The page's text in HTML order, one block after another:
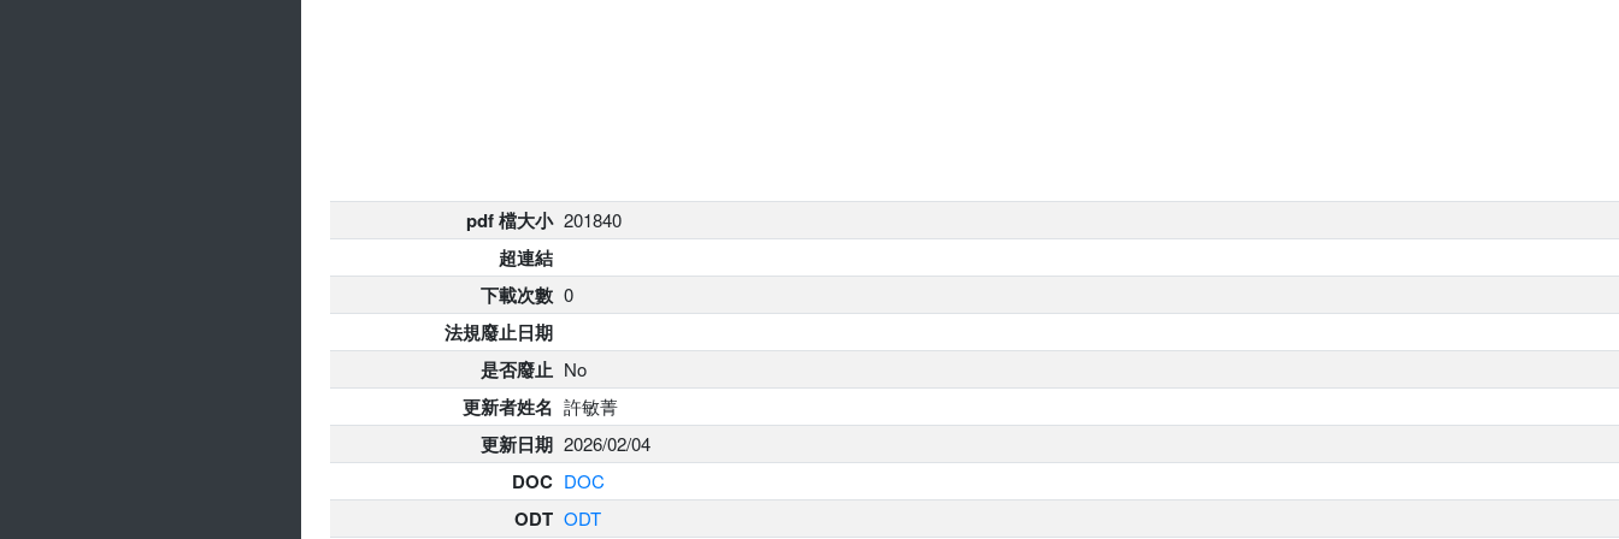
pdf 檔大小 201840
超連結
下載次數 0
法規廢止日期
是否廢止 No
更新者姓名 許敏菁
更新日期 2026/02/04
DOC DOC
ODT ODT